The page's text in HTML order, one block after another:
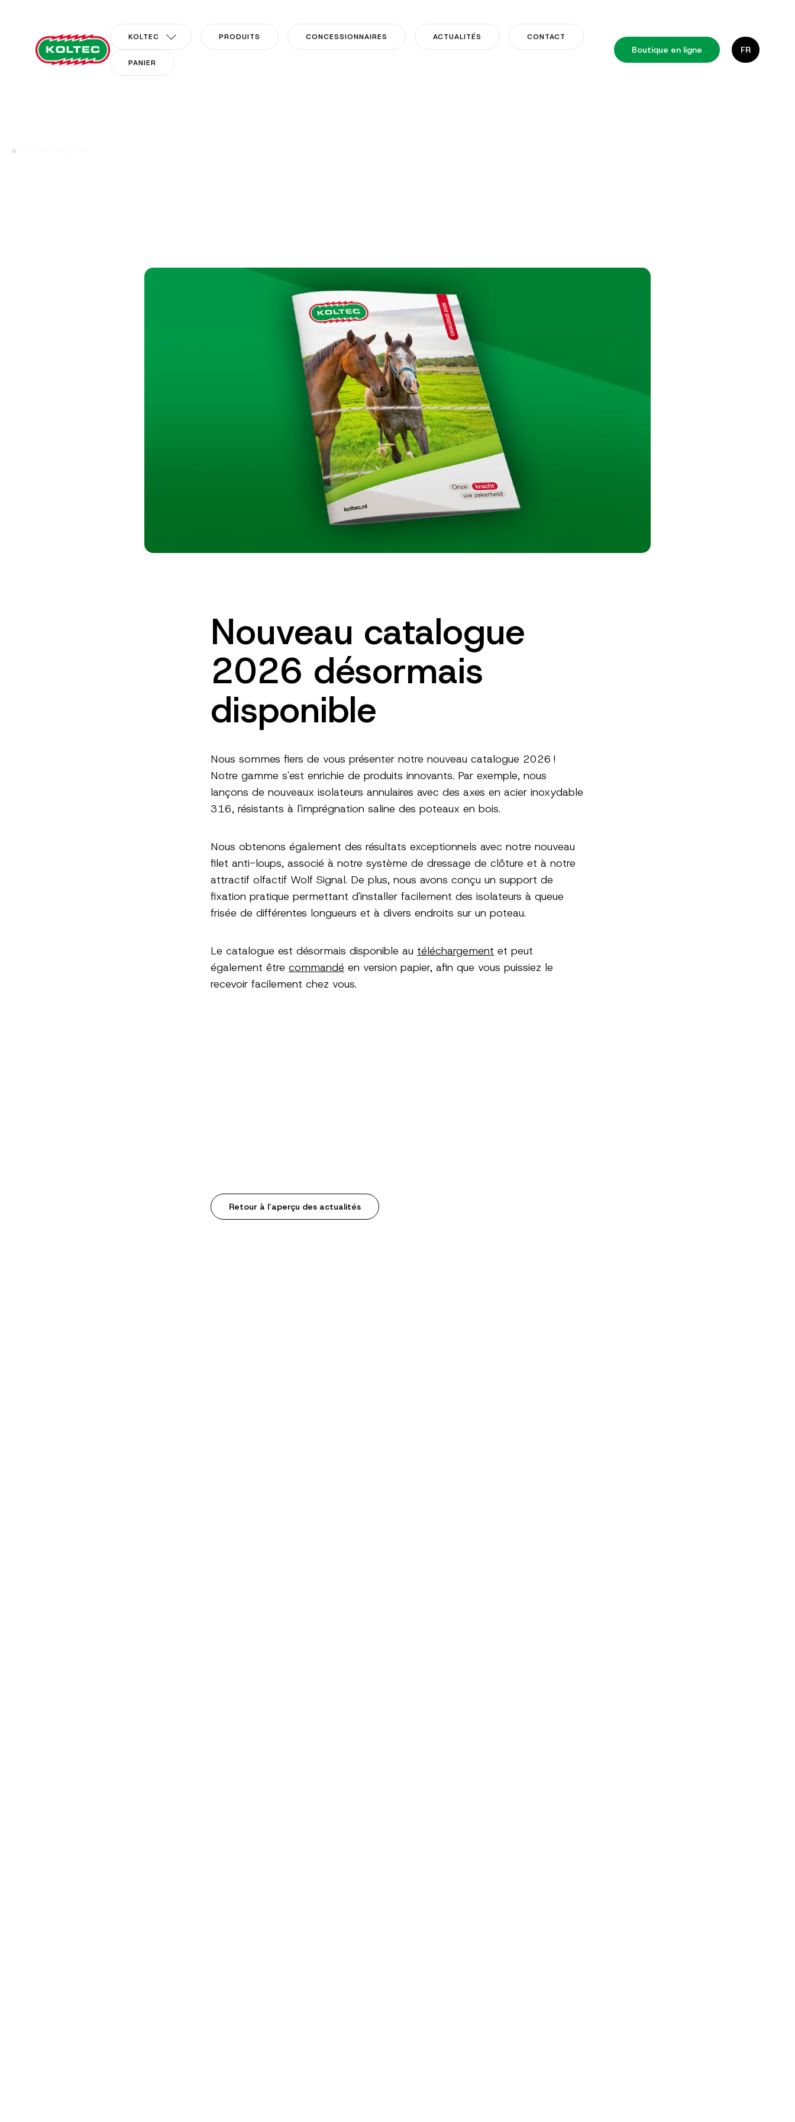
KOLTEC PRODUITS CONCESSIONNAIRES ACTUALITÉS CONTACT
PANIER
Boutique en ligne FR
Nouveau catalogue
2026 désormais
disponible
Nous sommes fiers de vous présenter notre nouveau catalogue 2026 !
Notre gamme s'est enrichie de produits innovants. Par exemple, nous
lançons de nouveaux isolateurs annulaires avec des axes en acier inoxydable
316, résistants à l'imprégnation saline des poteaux en bois.
Nous obtenons également des résultats exceptionnels avec notre nouveau
filet anti-loups, associé à notre système de dressage de clôture et à notre
attractif olfactif Wolf Signal. De plus, nous avons conçu un support de
fixation pratique permettant d'installer facilement des isolateurs à queue
frisée de différentes longueurs et à divers endroits sur un poteau.
Le catalogue est désormais disponible au téléchargement et peut
également être commandé en version papier, afin que vous puissiez le
recevoir facilement chez vous.
Retour à l’aperçu des actualités